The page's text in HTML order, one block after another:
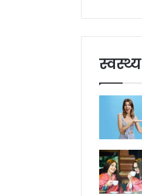
स्वस्थ्य